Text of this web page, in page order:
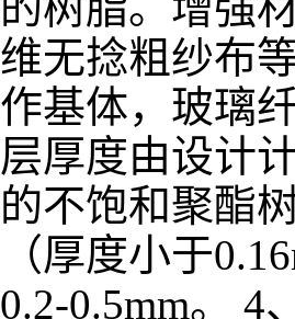
维无捻粗纱布
作基体，玻璃
层厚度由设计
的不饱和聚酯
（厚度小于
0.2-0.5mm。